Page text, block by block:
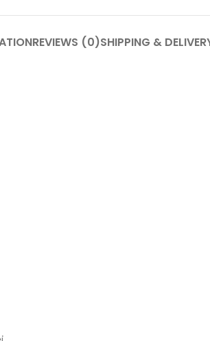
REVIEWS (0)SHIPPING &